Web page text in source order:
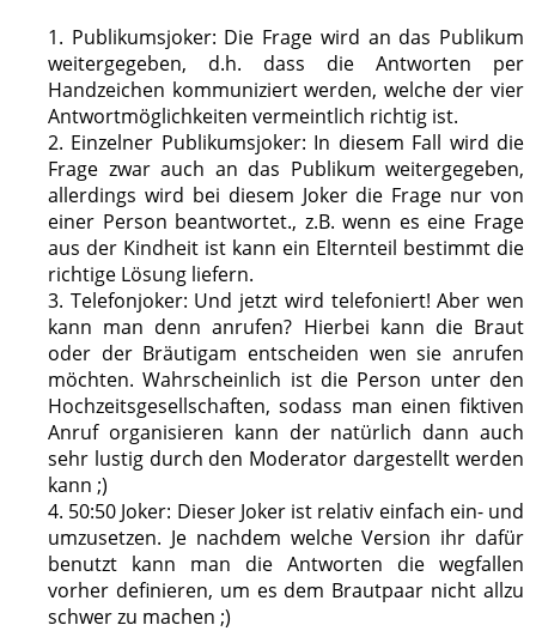
1. Publikumsjoker: Die Frage wird an das Publikum
weitergegeben, d.h. dass die Antworten per
Handzeichen kommuniziert werden, welche der vier
Antwortmöglichkeiten vermeintlich richtig ist.
2. Einzelner Publikumsjoker: In diesem Fall wird die
Frage zwar auch an das Publikum weitergegeben,
allerdings wird bei diesem Joker die Frage nur von
einer Person beantwortet., z.B. wenn es eine Frage
aus der Kindheit ist kann ein Elternteil bestimmt die
richtige Lösung liefern.
3. Telefonjoker: Und jetzt wird telefoniert! Aber wen
kann man denn anrufen? Hierbei kann die Braut
oder der Bräutigam entscheiden wen sie anrufen
möchten. Wahrscheinlich ist die Person unter den
Hochzeitsgesellschaften, sodass man einen fiktiven
Anruf organisieren kann der natürlich dann auch
sehr lustig durch den Moderator dargestellt werden
kann ;)
4. 50:50 Joker: Dieser Joker ist relativ einfach ein- und
umzusetzen. Je nachdem welche Version ihr dafür
benutzt kann man die Antworten die wegfallen
vorher definieren, um es dem Brautpaar nicht allzu
schwer zu machen ;)